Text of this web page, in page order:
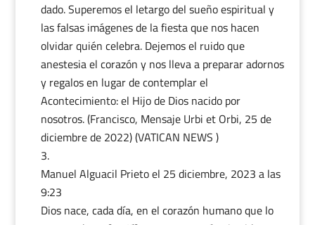
dado. Superemos el letargo del sueño espiritual y
las falsas imágenes de la fiesta que nos hacen
olvidar quién celebra. Dejemos el ruido que
anestesia el corazón y nos lleva a preparar adornos
y regalos en lugar de contemplar el
Acontecimiento: el Hijo de Dios nacido por
nosotros. (Francisco, Mensaje Urbi et Orbi, 25 de
diciembre de 2022) (VATICAN NEWS )
Manuel Alguacil Prietoel 25 diciembre, 2023 a las
9:23
Dios nace, cada día, en el corazón humano que lo